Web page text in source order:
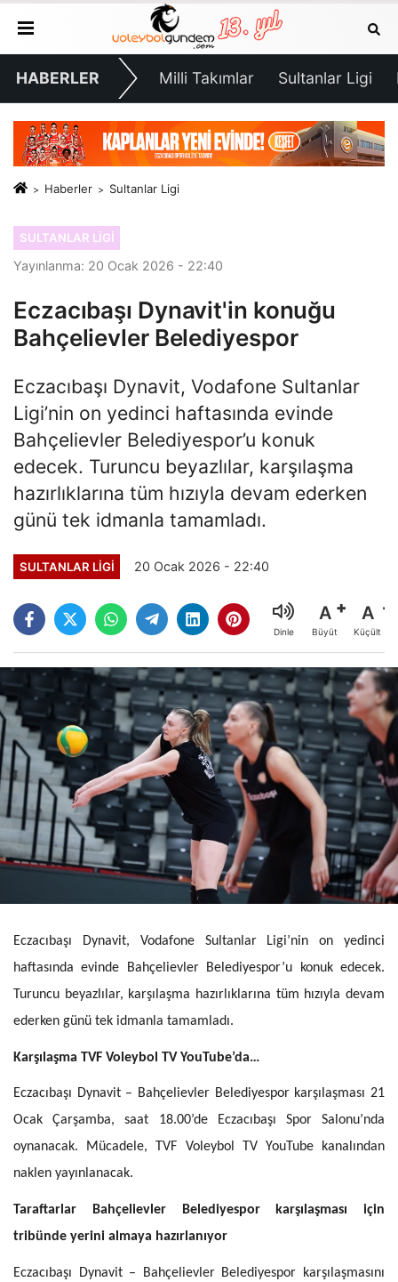
HABERLER Milli Takımlar Sultanlar Ligi
Haberler Sultanlar Ligi
SULTANLAR LIGI
Yayınlanma: 20 Ocak 2026 - 22:40
Eczacıbaşı Dynavit'in konuğu
Bahçelievler Belediyespor
Eczacıbaşı Dynavit, Vodafone Sultanlar
Ligi’nin on yedinci haftasında evinde
Bahçelievler Belediyespor’u konuk
edecek. Turuncu beyazlılar, karşılaşma
hazırlıklarına tüm hızıyla devam ederken
günü tek idmanla tamamladı.
SULTANLAR LIGI 20 Ocak 2026 - 22:40
Dinle
A
Büyüt
A
Küçült
Eczacıbaşı Dynavit, Vodafone Sultanlar Ligi’nin on yedinci
haftasında evinde Bahçelievler Belediyespor’u konuk edecek.
Turuncu beyazlılar, karşılaşma hazırlıklarına tüm hızıyla devam
ederken günü tek idmanla tamamladı.
Karşılaşma TVF Voleybol TV YouTube’da…
Eczacıbaşı Dynavit – Bahçelievler Belediyespor karşılaşması 21
Ocak Çarşamba, saat 18.00’de Eczacıbaşı Spor Salonu’nda
oynanacak. Mücadele, TVF Voleybol TV YouTube kanalından
naklen yayınlanacak.
Taraftarlar Bahçelievler Belediyespor karşılaşması için
tribünde yerini almaya hazırlanıyor
Eczacıbaşı Dynavit – Bahçelievler Belediyespor karşılaşmasını